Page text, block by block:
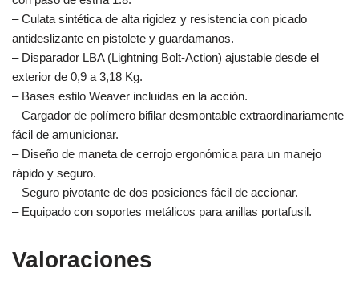
– Culata sintética de alta rigidez y resistencia con picado
antideslizante en pistolete y guardamanos.
– Disparador LBA (Lightning Bolt-Action) ajustable desde el
exterior de 0,9 a 3,18 Kg.
– Bases estilo Weaver incluidas en la acción.
– Cargador de polímero bifilar desmontable extraordinariamente
fácil de amunicionar.
– Diseño de maneta de cerrojo ergonómica para un manejo
rápido y seguro.
– Seguro pivotante de dos posiciones fácil de accionar.
– Equipado con soportes metálicos para anillas portafusil.
Valoraciones